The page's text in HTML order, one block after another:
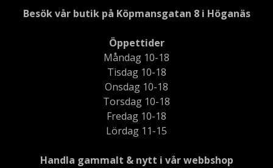
Besök vår butik på Köpmansgatan 8 i Höganäs
Öppettider
Måndag 10-18
Tisdag 10-18
Onsdag 10-18
Torsdag 10-18
Fredag 10-18
Lördag 11-15
Handla gammalt & nytt i vår webbshop